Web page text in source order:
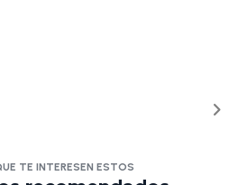
TE INTERESEN ESTOS